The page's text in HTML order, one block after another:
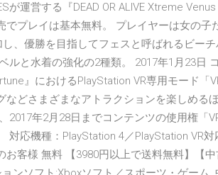
が運営する『DEAD OR ALIVE Xtreme
でプレイは基本無料。 プレイヤーは女の子
、優勝を目指してフェスと呼ばれるビー
ルと水着の強化の2種類。 2017年1月23日
』におけるPlayStation VR専用モード「
などさまざまなアトラクションを楽しめる
2017年2月28日までコンテンツの使用権「
対応機種：PlayStation 4／PlayStation VR
客様 無料 【3980円以上で送料無料】【中